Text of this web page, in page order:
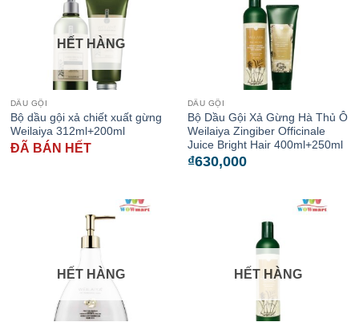
HẾT HÀNG
DẦU GỘI
Bộ dầu gội xả chiết xuất gừng
Weilaiya 312ml+200ml
ĐÃ BÁN HẾT
DẦU GỘI
Bộ Dầu Gội Xả Gừng Hà Thủ Ô
Weilaiya Zingiber Officinale
Juice Bright Hair 400ml+250ml
₫630,000
HẾT HÀNG HẾT HÀNG